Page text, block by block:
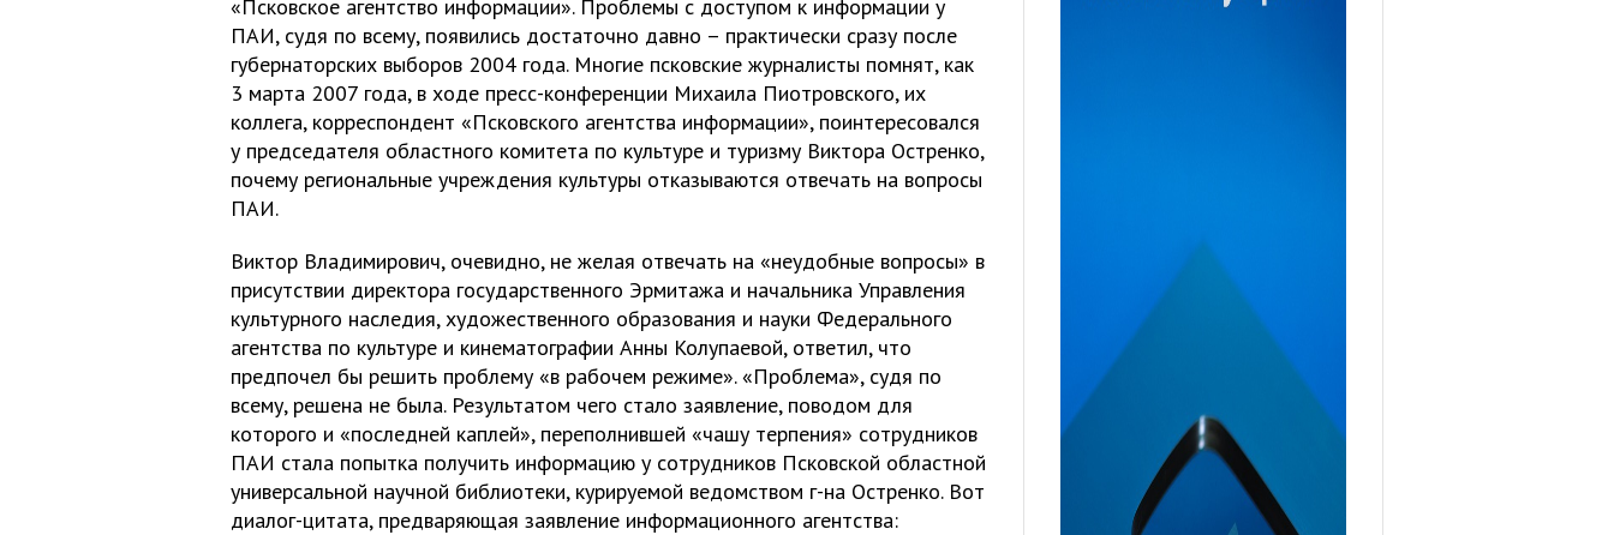
«Псковское агентство информации». Проблемы с доступом к информации у
ПАИ, судя по всему, появились достаточно давно – практически сразу после
губернаторских выборов 2004 года. Многие псковские журналисты помнят, как
3 марта 2007 года, в ходе пресс-конференции Михаила Пиотровского, их
коллега, корреспондент «Псковского агентства информации», поинтересовался
у председателя областного комитета по культуре и туризму Виктора Остренко,
почему региональные учреждения культуры отказываются отвечать на вопросы
ПАИ.
Виктор Владимирович, очевидно, не желая отвечать на «неудобные вопросы» в
присутствии директора государственного Эрмитажа и начальника Управления
культурного наследия, художественного образования и науки Федерального
агентства по культуре и кинематографии Анны Колупаевой, ответил, что
предпочел бы решить проблему «в рабочем режиме». «Проблема», судя по
всему, решена не была. Результатом чего стало заявление, поводом для
которого и «последней каплей», переполнившей «чашу терпения» сотрудников
ПАИ стала попытка получить информацию у сотрудников Псковской областной
универсальной научной библиотеки, курируемой ведомством г-на Остренко. Вот
диалог-цитата, предваряющая заявление информационного агентства: